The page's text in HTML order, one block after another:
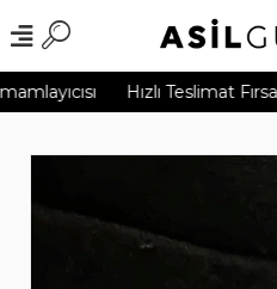
Hızlı Teslimat Fırsatı